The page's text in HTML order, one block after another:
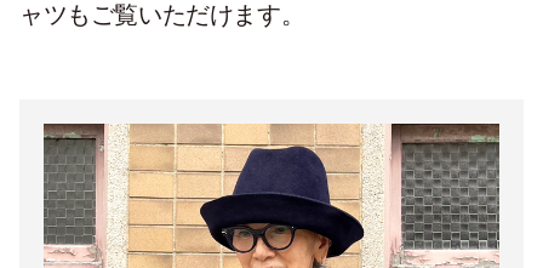
ャツもご覧いただけます。